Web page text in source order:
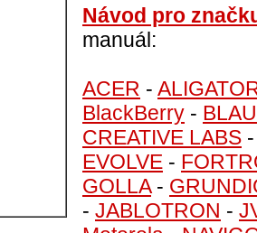
Návod pro
manuál:
ACER -
BlackBerry -
CREATIVE LABS
EVOLVE -
GOLLA-
- JABLOTRON -